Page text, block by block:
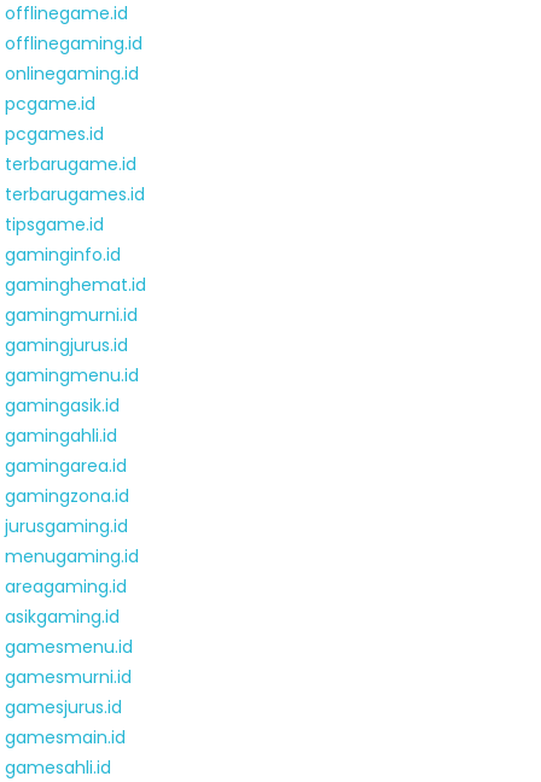
offlinegame.id
offlinegaming.id
onlinegaming.id
pcgame.id
pcgames.id
terbarugame.id
terbarugames.id
tipsgame.id
gaminginfo.id
gaminghemat.id
gamingmurni.id
gamingjurus.id
gamingmenu.id
gamingasik.id
gamingahli.id
gamingarea.id
gamingzona.id
jurusgaming.id
menugaming.id
areagaming.id
asikgaming.id
gamesmenu.id
gamesmurni.id
gamesjurus.id
gamesmain.id
gamesahli.id